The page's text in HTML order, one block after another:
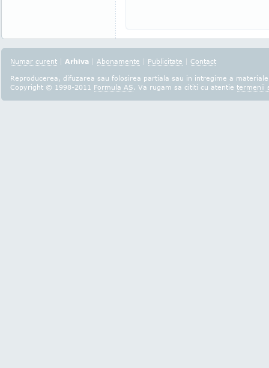
Numar curent | Arhiva | Abonamente | Publicitate | Contact
Reproducerea, difuzarea sau folosirea partiala sau in intregime a
Copyright © 1998-2011 Formula AS. Va rugam sa cititi cu atentie termenii